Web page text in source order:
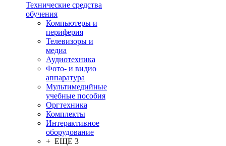
Технические средства
обучения
Компьютеры и
периферия
Телевизоры и
медиа
Аудиотехника
Фото- и видио
аппаратура
Мультимедийные
учебные пособия
Оргтехника
Комплекты
Интерактивное
оборудование
+ ЕЩЕ 3